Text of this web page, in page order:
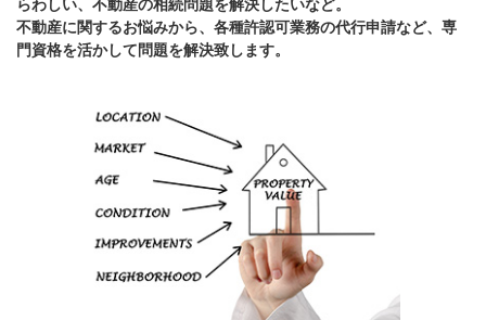
らわしい、不動産の相続問題を解決したいなど。
不動産に関するお悩みから、各種許認可業務の代行申請など、専
門資格を活かして問題を解決致します。